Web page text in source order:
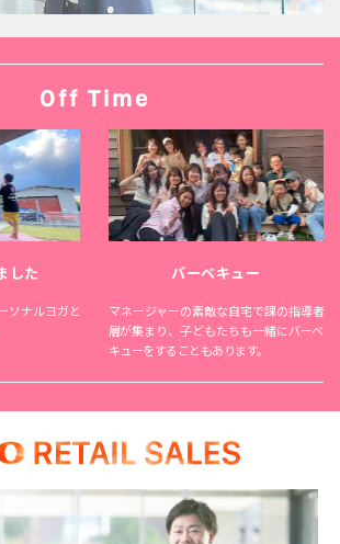
Off Time
した
ソナルヨガと
バーベキュー
マネージャーの素敵な自宅で課の指導者
層が集まり、子どもたちも一緒にバーベ
キューをすることもあります。